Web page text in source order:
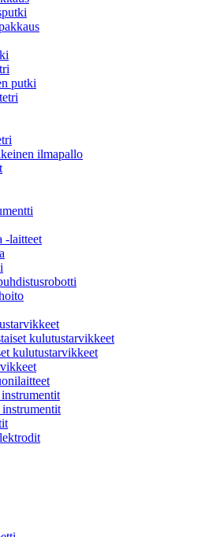
putki
ilmapallo
-laitteet
kulutustarvikkeet
kulutustarvikkeet